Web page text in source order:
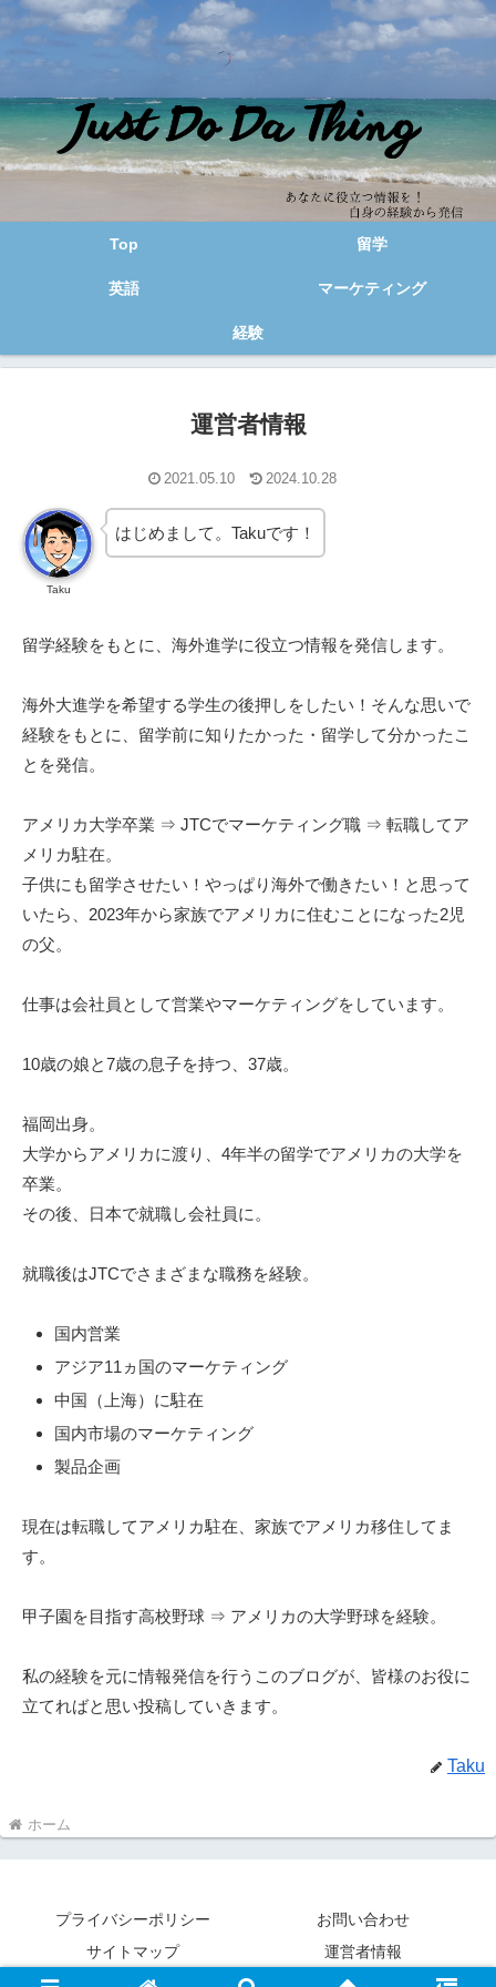
Top 留学
英語 マーケティング
経験
運営者情報
2021.05.10 2024.10.28
Taku
はじめまして。Takuです！
留学経験をもとに、海外進学に役立つ情報を発信します。
海外大進学を希望する学生の後押しをしたい！そんな思いで
経験をもとに、留学前に知りたかった・留学して分かったこ
とを発信。
アメリカ大学卒業 ⇒ JTCでマーケティング職 ⇒ 転職してア
メリカ駐在。
子供にも留学させたい！やっぱり海外で働きたい！と思って
いたら、2023年から家族でアメリカに住むことになった2児
の父。
仕事は会社員として営業やマーケティングをしています。
10歳の娘と7歳の息子を持つ、37歳。
福岡出身。
大学からアメリカに渡り、4年半の留学でアメリカの大学を
卒業。
その後、日本で就職し会社員に。
就職後はJTCでさまざまな職務を経験。
国内営業
アジア11ヵ国のマーケティング
中国（上海）に駐在
国内市場のマーケティング
製品企画
現在は転職してアメリカ駐在、家族でアメリカ移住してま
す。
甲子園を目指す高校野球 ⇒ アメリカの大学野球を経験。
私の経験を元に情報発信を行うこのブログが、皆様のお役に
立てればと思い投稿していきます。
Taku
ホーム
プライバシーポリシー
お問い合わせ
サイトマップ
運営者情報